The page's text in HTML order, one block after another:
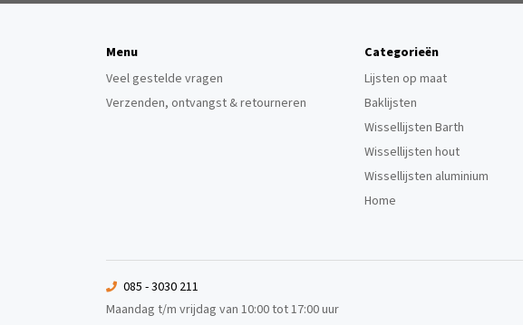
Menu
Veel gestelde vragen
Verzenden, ontvangst & retourneren
Categorieën
Lijsten op maat
Baklijsten
Wissellijsten Barth
Wissellijsten hout
Wissellijsten aluminium
Home
085 - 3030 211
Maandag t/m vrijdag van 10:00 tot 17:00 uur